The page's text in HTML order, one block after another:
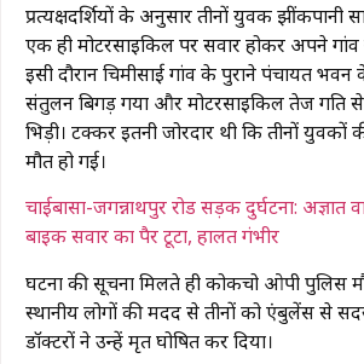
प्रत्यक्षदर्शियों के अनुसार तीनों युवक झींकपानी
एक ही मोटरसाइकिल पर सवार होकर अपने गांव
इसी दौरान चिमीसाई गांव के पुराने पंचायत
संतुलन बिगड़ गया और मोटरसाइकिल तेज गति से
भिड़ी। टक्कर इतनी जोरदार थी कि तीनों युवकों
मौत हो गई।
चाईबासा-जगन्नाथपुर रोड सड़क दुर्घटना:
बाइक सवार का पैर टूटा, हालत गंभीर
घटना की सूचना मिलते ही कोकचो ओपी पुलिस
स्थानीय लोगों की मदद से तीनों को एंबुलेंस से
डॉक्टरों ने उन्हें मृत घोषित कर दिया।